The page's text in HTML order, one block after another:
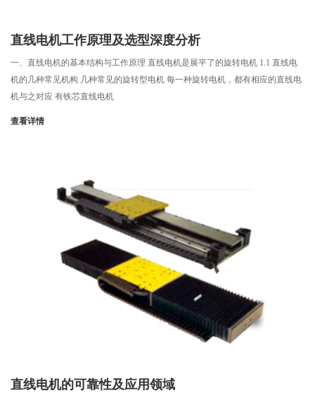
直线电机工作原理及选型深度分析
一、直线电机的基本结构与工作原理 直线电机是展平了的旋转电机 1.1 直线电
机的几种常见机构 几种常见的旋转型电机 每一种旋转电机，都有相应的直线电
机与之对应 有铁芯直线电机
查看详情
直线电机的可靠性及应用领域